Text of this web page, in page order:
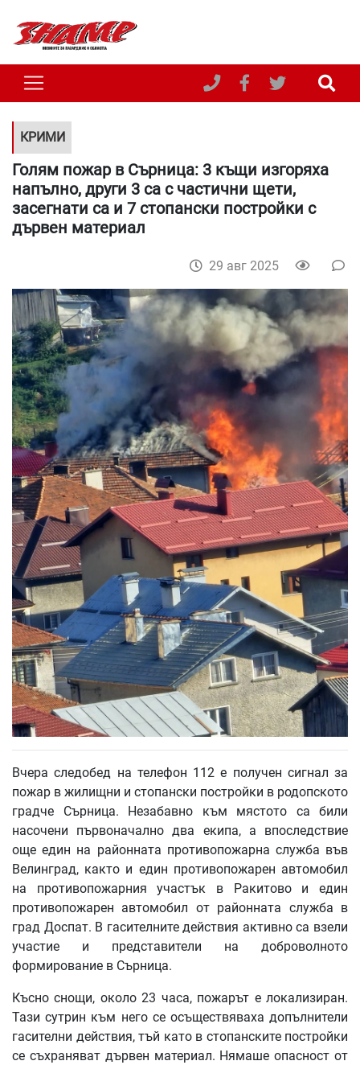
КРИМИ
Голям пожар в Сърница: 3 къщи изгоряха
напълно, други 3 са с частични щети,
засегнати са и 7 стопански постройки с
дървен материал
29 авг 2025
Вчера следобед на телефон 112 е получен сигнал за
пожар в жилищни и стопански постройки в родопското
градче Сърница. Незабавно към мястото са били
насочени първоначално два екипа, а впоследствие
още един на районната противопожарна служба във
Велинград, както и един противопожарен автомобил
на противопожарния участък в Ракитово и един
противопожарен автомобил от районната служба в
град Доспат. В гасителните действия активно са взели
участие и представители на доброволното
формирование в Сърница.
Късно снощи, около 23 часа, пожарът е локализиран.
Тази сутрин към него се осъществяваха допълнители
гасителни действия, тъй като в стопанските постройки
се съхраняват дървен материал. Нямаше опасност от